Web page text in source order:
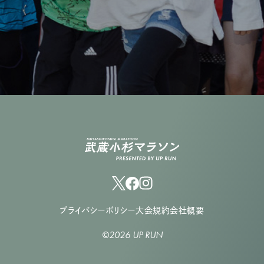
プライバシーポリシー大会規約会社概要
©2026 UP RUN